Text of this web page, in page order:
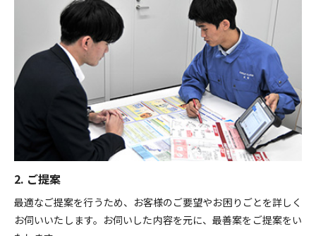
2. ご提案
最適なご提案を行うため、お客様のご要望やお困りごとを詳しく
お伺いいたします。お伺いした内容を元に、最善案をご提案をい